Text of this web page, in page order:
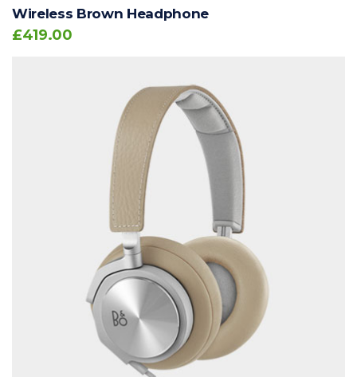
Wireless Brown Headphone
£419.00